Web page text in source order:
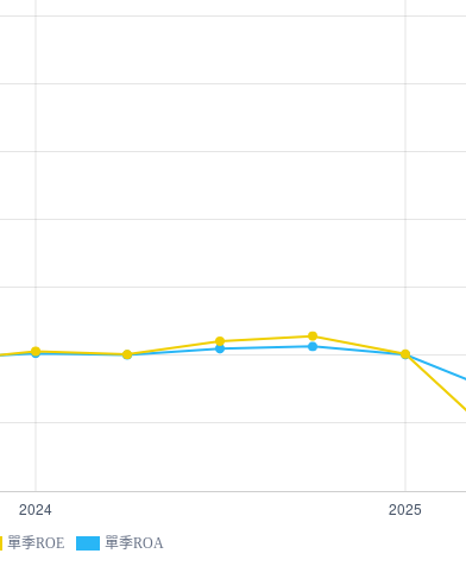
單季ROE 單季ROA